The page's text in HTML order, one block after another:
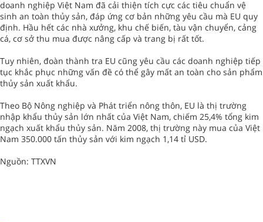
doanh nghiệp Việt Nam đã cải thiện tích cực các tiêu chuẩn vệ
sinh an toàn thủy sản, đáp ứng cơ bản những yêu cầu mà EU quy
định. Hầu hết các nhà xưởng, khu chế biến, tàu vận chuyển, cảng
cá, cơ sở thu mua được nâng cấp và trang bị rất tốt.
Tuy nhiên, đoàn thành tra EU cũng yêu cầu các doanh nghiệp tiếp
tục khắc phục những vấn đề có thể gây mất an toàn cho sản phẩm
thủy sản xuất khẩu.
Theo Bộ Nông nghiệp và Phát triển nông thôn, EU là thị trường
nhập khẩu thủy sản lớn nhất của Việt Nam, chiếm 25,4% tổng kim
ngạch xuất khẩu thủy sản. Năm 2008, thị trường này mua của Việt
Nam 350.000 tấn thủy sản với kim ngạch 1,14 tỉ USD.
Nguồn: TTXVN